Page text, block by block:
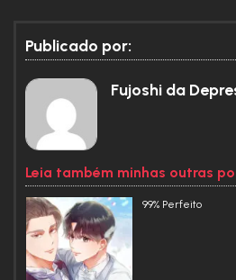
Publicado por:
Fujoshi da
Leia também minhas outras
99% Perfeito